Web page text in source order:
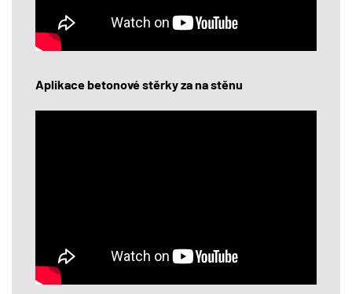
Aplikace betonové stěrky za na stěnu